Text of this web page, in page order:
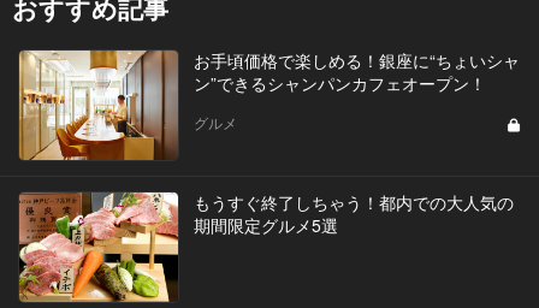
おすすめ記事
お手頃価格で楽しめる！銀座に“ちょいシャ
ン”できるシャンパンカフェオープン！
グルメ
もうすぐ終了しちゃう！都内での大人気の
期間限定グルメ5選